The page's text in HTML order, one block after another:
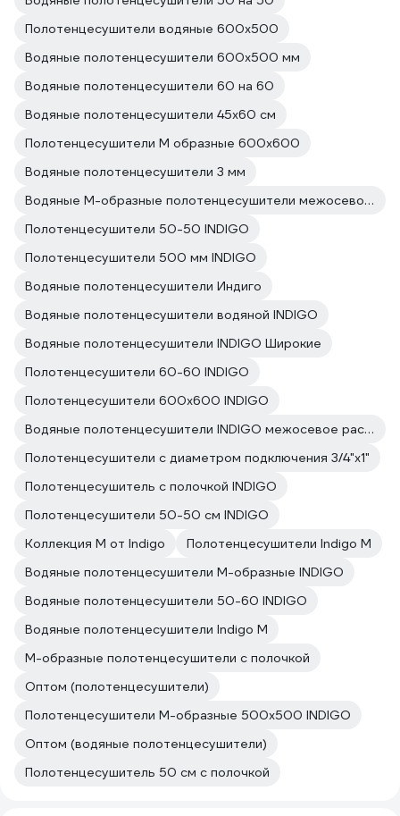
Полотенцесушители водяные 600x500
Водяные полотенцесушители 600х500 мм
Водяные полотенцесушители 60 на 60
Водяные полотенцесушители 45х60 см
Полотенцесушители М образные 600x600
Водяные полотенцесушители 3 мм
Водяные М-образные полотенцесушители межосевое расстояние 500
Полотенцесушители 50-50 INDIGO
Полотенцесушители 500 мм INDIGO
Водяные полотенцесушители Индиго
Водяные полотенцесушители водяной INDIGO
Водяные полотенцесушители INDIGO Широкие
Полотенцесушители 60-60 INDIGO
Полотенцесушители 600х600 INDIGO
Водяные полотенцесушители INDIGO межосевое расстояние 600
Полотенцесушители с диаметром подключения 3/4"х1"
Полотенцесушитель с полочкой INDIGO
Полотенцесушители 50-50 см INDIGO
Коллекция M от Indigo
Полотенцесушители Indigo M
Водяные полотенцесушители М-образные INDIGO
Водяные полотенцесушители 50-60 INDIGO
Водяные полотенцесушители Indigo M
М-образные полотенцесушители с полочкой
Оптом (полотенцесушители)
Полотенцесушители М-образные 500х500 INDIGO
Оптом (водяные полотенцесушители)
Полотенцесушитель 50 см с полочкой